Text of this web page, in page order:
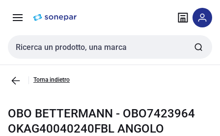
navigazione alla
Cerca input
Torna indietro
OBO BETTERMANN - OBO7423964
OKAG40040240FBL ANGOLO